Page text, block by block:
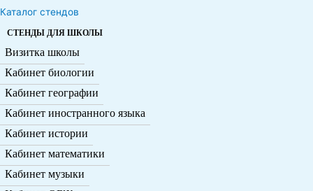
Каталог стендов
СТЕНДЫ ДЛЯ ШКОЛЫ
Визитка школы
Кабинет биологии
Кабинет географии
Кабинет иностранного языка
Кабинет истории
Кабинет математики
Кабинет музыки